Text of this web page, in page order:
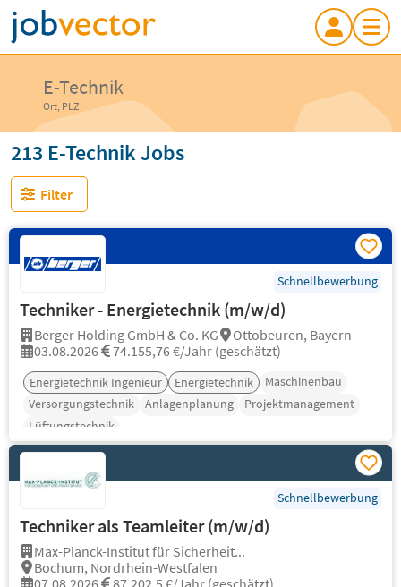
E-Technik
Ort, PLZ
213 E-Technik Jobs
Filter
Schnellbewerbung
Techniker - Energietechnik (m/w/d)
Berger Holding GmbH & Co. KG
Ottobeuren, Bayern
03.08.2026
74.155,76 €/Jahr (geschätzt)
Energietechnik Ingenieur Energietechnik
Maschinenbau
Versorgungstechnik
Anlagenplanung
Projektmanagement
Lüftungstechnik
Schnellbewerbung
Techniker als Teamleiter (m/w/d)
Max-Planck-Institut für Sicherheit...
Bochum, Nordrhein-Westfalen
07.08.2026
87.202,5 €/Jahr (geschätzt)